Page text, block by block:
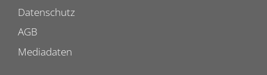
Datenschutz
AGB
Mediadaten